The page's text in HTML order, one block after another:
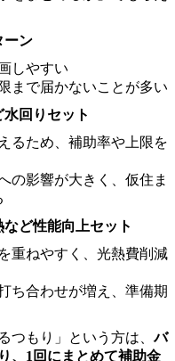
ーン
しやすい
まで届かないことが多い
回りセット
るため、補助率や上限を
の影響が大きく、仮住ま
ど性能向上セット
重ねやすく、光熱費削減
ち合わせが増え、準備期
つもり」という方は、バ
、1回にまとめて補助金